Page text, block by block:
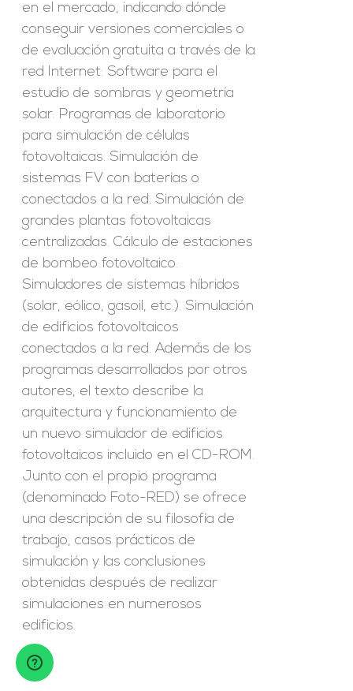
en el mercado, indicando dónde
conseguir versiones comerciales o
de evaluación gratuita a través de la
red Internet: Software para el
estudio de sombras y geometría
solar. Programas de laboratorio
para simulación de células
fotovoltaicas. Simulación de
sistemas FV con baterías o
conectados a la red. Simulación de
grandes plantas fotovoltaicas
centralizadas. Cálculo de estaciones
de bombeo fotovoltaico.
Simuladores de sistemas híbridos
(solar, eólico, gasoil, etc.). Simulación
de edificios fotovoltaicos
conectados a la red. Además de los
programas desarrollados por otros
autores, el texto describe la
arquitectura y funcionamiento de
un nuevo simulador de edificios
fotovoltaicos incluido en el CD-ROM.
Junto con el propio programa
(denominado Foto-RED) se ofrece
una descripción de su filosofía de
trabajo, casos prácticos de
simulación y las conclusiones
obtenidas después de realizar
simulaciones en numerosos
edificios.